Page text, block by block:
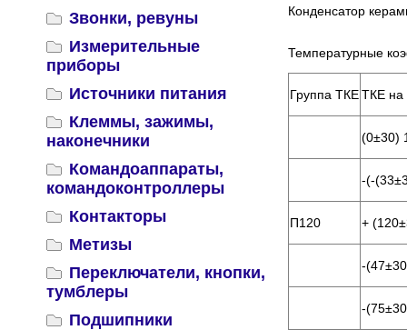
Звонки, ревуны
Измерительные
приборы
Источники питания
Клеммы, зажимы,
наконечники
Командоаппараты,
командоконтроллеры
Контакторы
Метизы
Переключатели, кнопки,
тумблеры
Подшипники
Конденсатор
Температурные
Группа ТКЕТКЕ на
(0±30)
-(-
П120 +
-
-